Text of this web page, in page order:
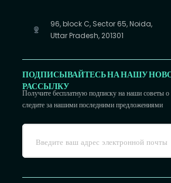
96, block C, Sector 65, Noida,
Uttar Pradesh, 201301
ПОДПИСЫВАЙТЕСЬ НА НАШУ
РАССЫЛКУ
Получите бесплатную подписку на наши советы о
следите за нашими последними предложениями